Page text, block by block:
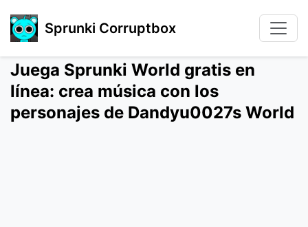
Sprunki Corruptbox
Juega Sprunki World gratis en
línea: crea música con los
personajes de Dandyu0027s World